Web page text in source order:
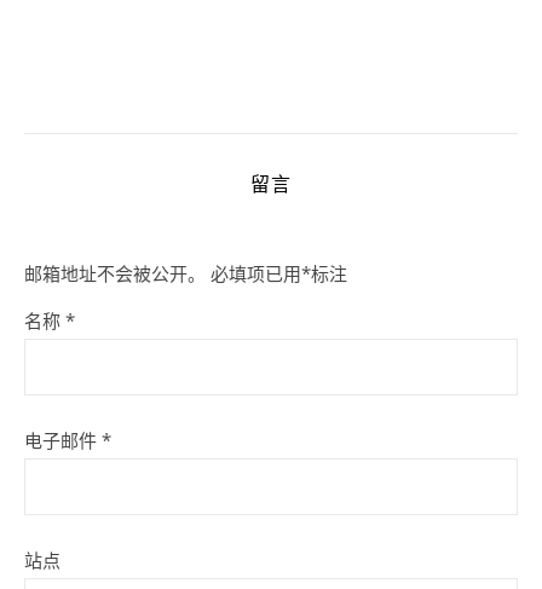
留言
邮箱地址不会被公开。 必填项已用*标注
名称 *
电子邮件 *
站点